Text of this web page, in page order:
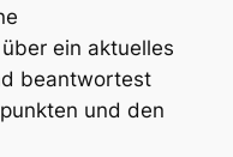
ein aktuelles
beantwortest
und den